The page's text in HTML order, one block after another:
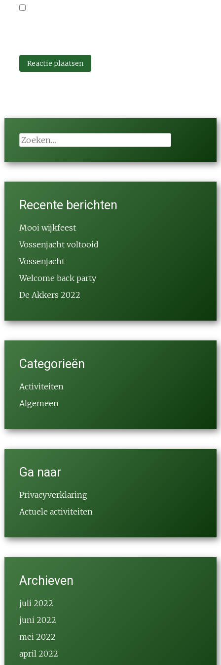
Zoeken
Recente berichten
Mooi wijkfeest
Vossenjacht voltooid
Vossenjacht
Welcome back party
De Akkers 2022
Categorieën
Activiteiten
Algemeen
Ga naar
Privacyverklaring
Actuele activiteiten
Archieven
juli 2022
juni 2022
mei 2022
april 2022